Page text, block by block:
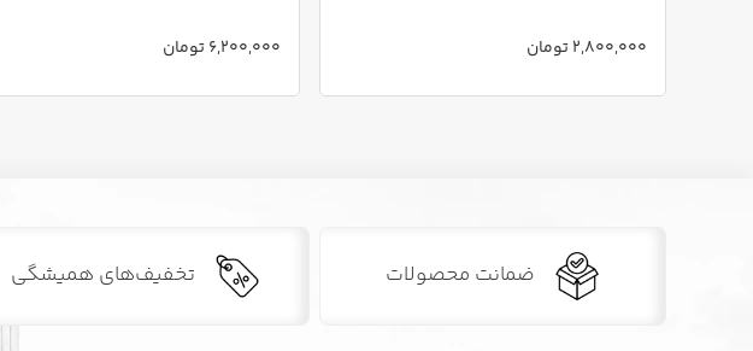
2,800,000 تومان 6,200,000 تومان
ضمانت محصولات تخفیف‌های همیشگی